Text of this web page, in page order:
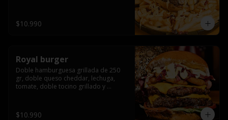
$10.990
Royal burger
Doble hamburguesa grillada de 250
gr, doble queso cheddar, lechuga,
tomate, doble tocino grillado y
salsa de queso cheddar.
$10.990